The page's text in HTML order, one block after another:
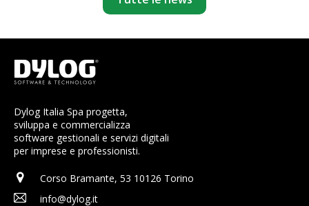
Dylog Italia Spa progetta,
sviluppa e commercializza
software gestionali e servizi digitali
per imprese e professionisti.
Corso Bramante, 53 10126 Torino
info@dylog.it